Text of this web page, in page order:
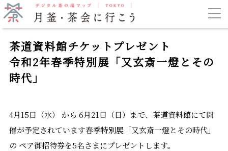
茶道資料館チケットプレゼント
令和2年春季特別展「又玄斎一燈とその
時代」
4月15日（水） から 6月21日（日）まで、茶道資料館にて開
催が予定されています春季特別展「又玄斎一燈とその時代」
の ペア御招待券を5名さまにプレゼントします。